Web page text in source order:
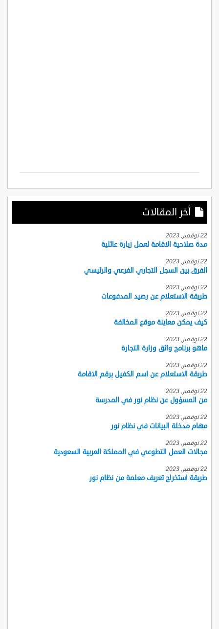
أخر المقالات
22 نوفمبر, 2023
مدة صلاحية الاقامة لعمل زيارة عائلية
22 نوفمبر, 2023
الفرق بين السجل التجاري الفرعي والرئيسي
22 نوفمبر, 2023
طريقة الاستعلام عن رصيد المدفوعات
22 نوفمبر, 2023
كيف يمكن معاينة موقع المخالفة
22 نوفمبر, 2023
ماهو برنامج واثق وزارة التجارة
22 نوفمبر, 2023
طريقة الاستعلام عن اسم الكفيل برقم الاقامة
22 نوفمبر, 2023
من المسؤول عن نظام نور في المدرسة
22 نوفمبر, 2023
مهام مدخلة البيانات في نظام نور
22 نوفمبر, 2023
مجالات العمل التطوعي في المملكة العربية السعودية
22 نوفمبر, 2023
طريقة استخراج تعريف معلمة من نظام نور